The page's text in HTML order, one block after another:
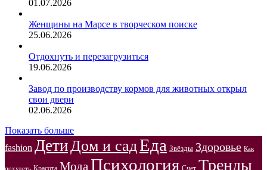
01.07.2026
Женщины на Марсе в творческом поиске
25.06.2026
Отдохнуть и перезагрузиться
19.06.2026
Завод по производству кормов для животных открыл
свои двери
02.06.2026
Показать больше
fashion ДетиДом и садЕда Звёзды Здоровье Как
похудеть Красота Мода Психология Счет Тренды